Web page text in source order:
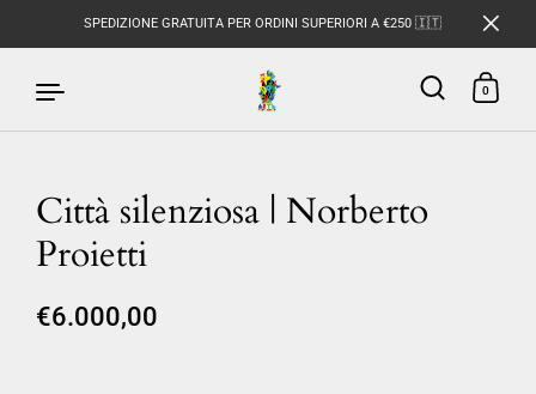
Passa ai contenuti
SPEDIZIONE GRATUITA PER ORDINI SUPERIORI A €250 🇮🇹
0
Città silenziosa | Norberto
Proietti
€6.000,00